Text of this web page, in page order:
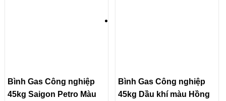
Bình Gas Công nghiệp
45kg Saigon Petro Màu
Bình Gas Công nghiệp
45kg Dầu khí màu Hồng